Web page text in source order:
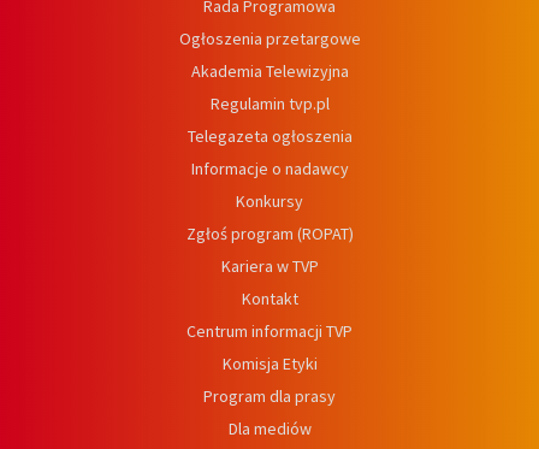
Rada Programowa
Ogłoszenia przetargowe
Akademia Telewizyjna
Regulamin tvp.pl
Telegazeta ogłoszenia
Informacje o nadawcy
Konkursy
Zgłoś program (ROPAT)
Kariera w TVP
Kontakt
Centrum informacji TVP
Komisja Etyki
Program dla prasy
Dla mediów